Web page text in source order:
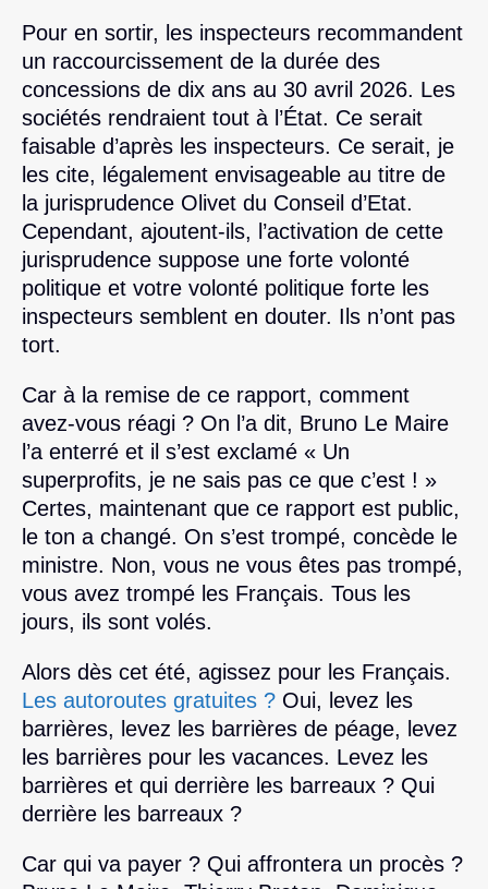
Pour en sortir, les inspecteurs recommandent
un raccourcissement de la durée des
concessions de dix ans au 30 avril 2026. Les
sociétés rendraient tout à l’État. Ce serait
faisable d’après les inspecteurs. Ce serait, je
les cite, légalement envisageable au titre de
la jurisprudence Olivet du Conseil d’Etat.
Cependant, ajoutent-ils, l’activation de cette
jurisprudence suppose une forte volonté
politique et votre volonté politique forte les
inspecteurs semblent en douter. Ils n’ont pas
tort.
Car à la remise de ce rapport, comment
avez-vous réagi ? On l’a dit, Bruno Le Maire
l’a enterré et il s’est exclamé « Un
superprofits, je ne sais pas ce que c’est ! »
Certes, maintenant que ce rapport est public,
le ton a changé. On s’est trompé, concède le
ministre. Non, vous ne vous êtes pas trompé,
vous avez trompé les Français. Tous les
jours, ils sont volés.
Alors dès cet été, agissez pour les Français.
Les autoroutes gratuites ? Oui, levez les
barrières, levez les barrières de péage, levez
les barrières pour les vacances. Levez les
barrières et qui derrière les barreaux ? Qui
derrière les barreaux ?
Car qui va payer ? Qui affrontera un procès ?